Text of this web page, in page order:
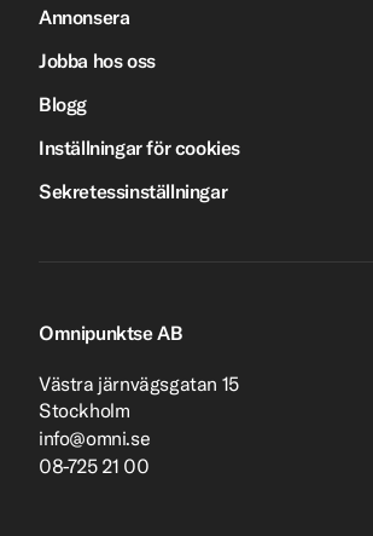
Annonsera
Jobba hos oss
Blogg
Inställningar för cookies
Sekretessinställningar
Omnipunktse AB
Västra järnvägsgatan 15
Stockholm
info@omni.se
08-725 21 00